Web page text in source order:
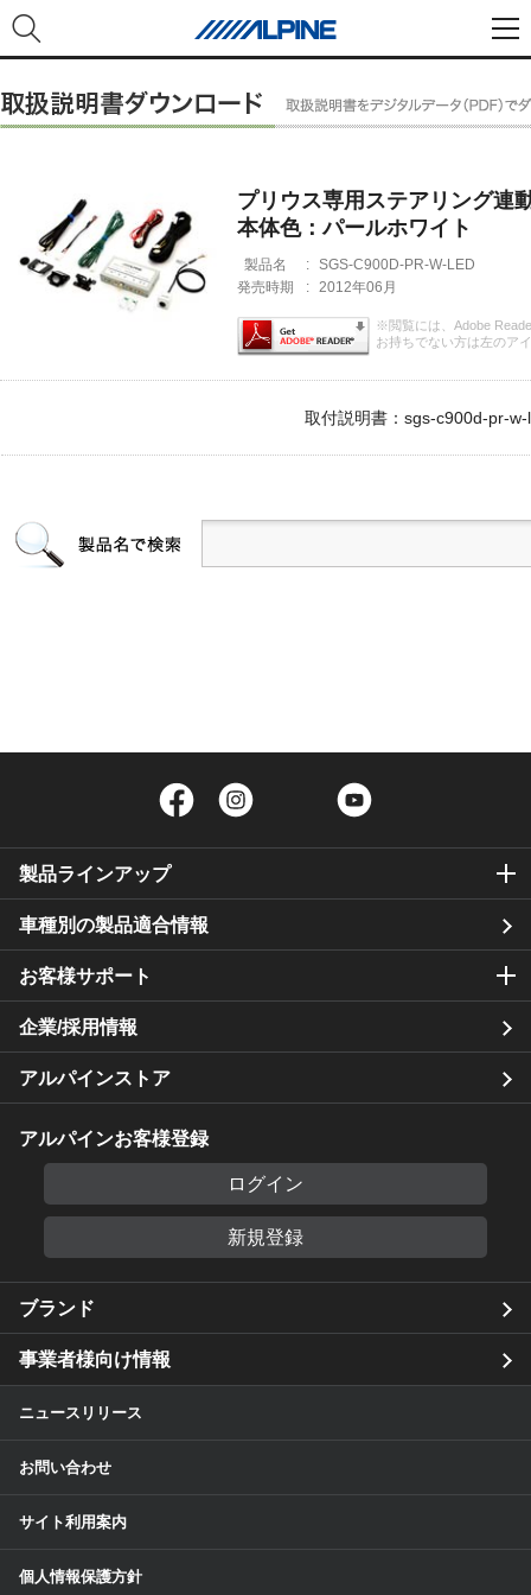
プリウス専用ステアリング
本体色：パールホワイト
製品名 : SGS-C900D-PR-W-LED
発売時期
: 2012年06月
※閲覧には、Adobe
お持ちでない方は左のア
取付説明書：sgs-c900d-pr-
Facebook Twitter
製品ラインアップ
車種別の製品適合情報
お客様サポート
企業/採用情報
アルパインストア
アルパインお客様登録
ログイン
新規登録
ブランド
事業者様向け情報
ニュースリリース
お問い合わせ
サイト利用案内
個人情報保護方針